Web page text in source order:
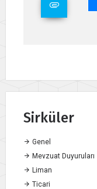
Sirküler
Genel
Mevzuat Duyuruları
Liman
Ticari